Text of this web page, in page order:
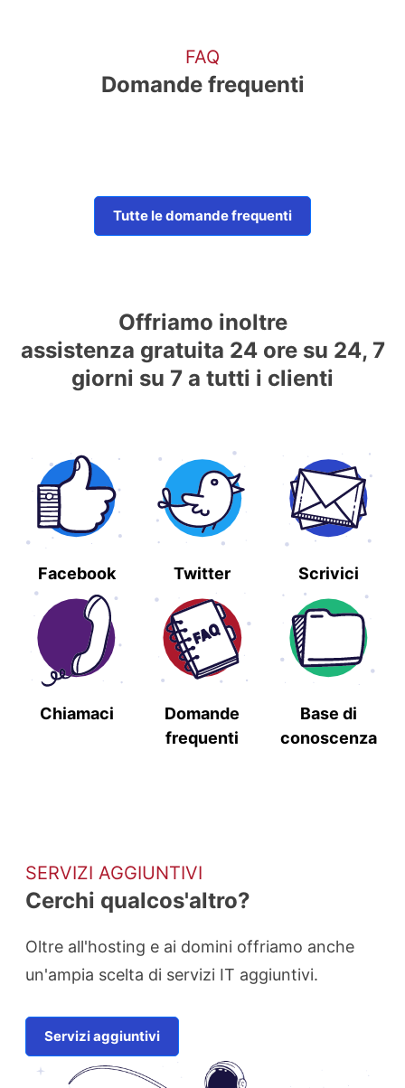
FAQ
Domande frequenti
Tutte le domande frequenti
Offriamo inoltre
assistenza gratuita 24 ore su 24, 7
giorni su 7 a tutti i clienti
Facebook Twitter Scrivici
Chiamaci
Domande
frequenti
Base di
conoscenza
SERVIZI AGGIUNTIVI
Cerchi qualcos'altro?
Oltre all'hosting e ai domini offriamo anche
un'ampia scelta di servizi IT aggiuntivi.
Servizi aggiuntivi